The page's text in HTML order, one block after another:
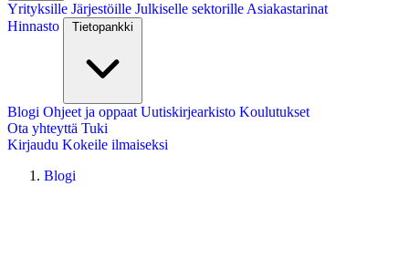
Yrityksille Järjestöille Julkiselle sektorille Asiakastarinat
Hinnasto
Tietopankki
Blogi Ohjeet ja oppaat Uutiskirjearkisto Koulutukset
Ota yhteyttä Tuki
Kirjaudu Kokeile ilmaiseksi
Blogi